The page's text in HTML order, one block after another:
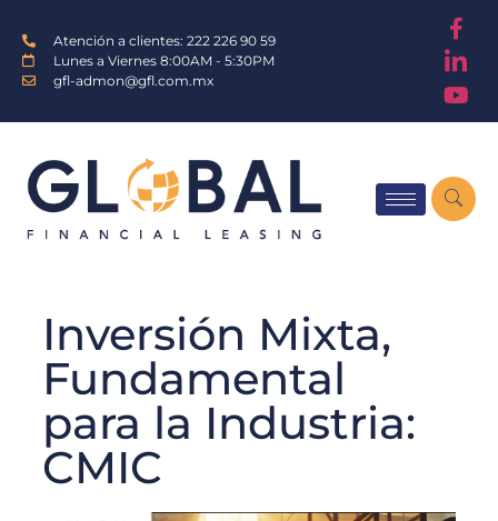
Atención a clientes: 222 226 90 59
Lunes a Viernes 8:00AM - 5:30PM
gfl-admon@gfl.com.mx
Inversión Mixta,
Fundamental
para la Industria:
CMIC